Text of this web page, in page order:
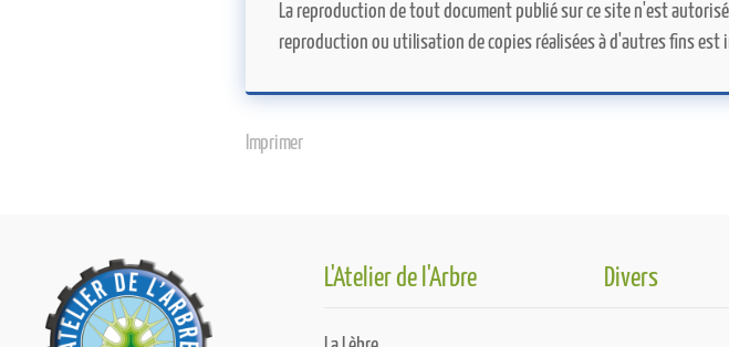
La reproduction de tout document publié sur ce site n'est
reproduction ou utilisation de copies réalisées à d'autres fins
Imprimer
L'Atelier de l'Arbre Divers